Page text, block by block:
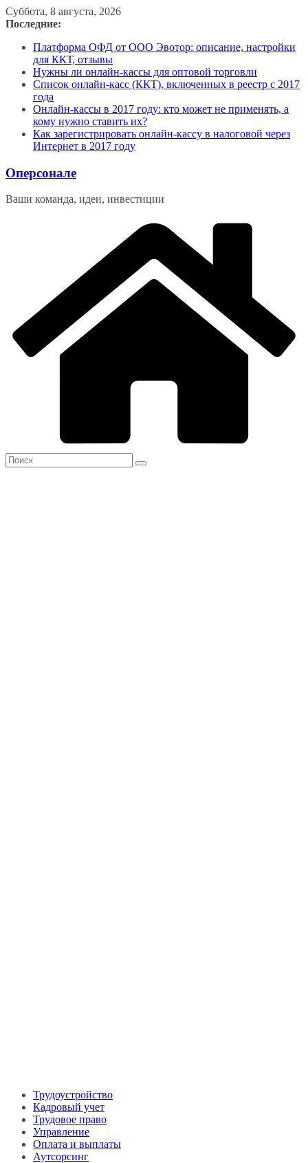
Перейти
к
Суббота, 8 августа, 2026
Последние:
Платформа ОФД от ООО Эвотор: описание, настройки
для ККТ, отзывы
Нужны ли онлайн-кассы для оптовой торговли
Список онлайн-касс (ККТ), включенных в реестр с 2017
года
Онлайн-кассы в 2017 году: кто может не применять, а
кому нужно ставить их?
Как зарегистрировать онлайн-кассу в налоговой через
Интернет в 2017 году
Оперсонале
Ваши команда, идеи, инвестиции
Трудоустройство
Кадровый учет
Трудовое право
Управление
Оплата и выплаты
Аутсорсинг